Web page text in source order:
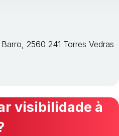
2560 241 Torres Vedras
visibilidade à